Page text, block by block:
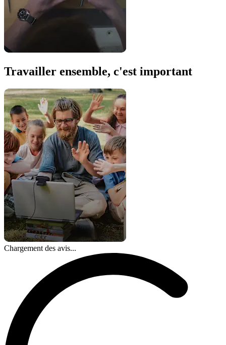
Travailler ensemble, c'est important
Chargement des avis...